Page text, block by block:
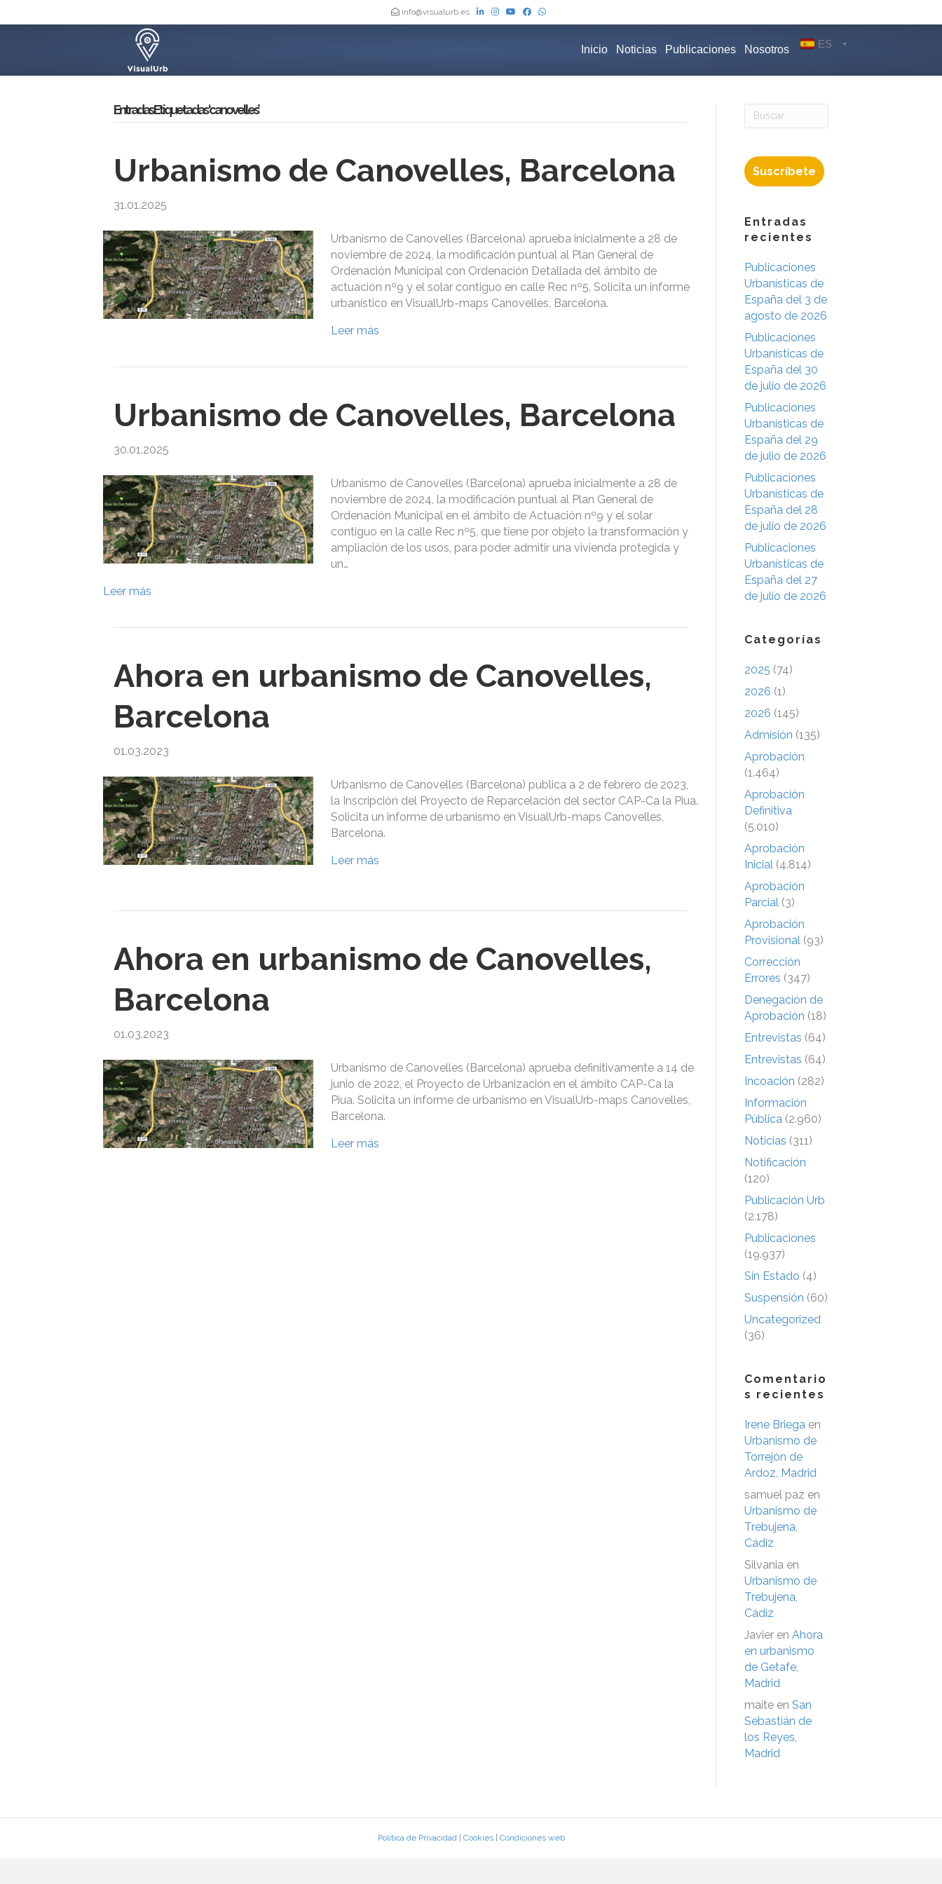
info@visualurb.es
Inicio Noticias Publicaciones Nosotros ES
Entradas Etiquetadas ‘canovelles’
Urbanismo de Canovelles, Barcelona
31.01.2025
Urbanismo de Canovelles (Barcelona) aprueba inicialmente a 28 de
noviembre de 2024, la modificación puntual al Plan General de
Ordenación Municipal con Ordenación Detallada del ámbito de
actuación nº9 y el solar contiguo en calle Rec nº5. Solicita un informe
urbanístico en VisualUrb-maps Canovelles, Barcelona.
Leer más
Urbanismo de Canovelles, Barcelona
30.01.2025
Urbanismo de Canovelles (Barcelona) aprueba inicialmente a 28 de
noviembre de 2024, la modificación puntual al Plan General de
Ordenación Municipal en el ámbito de Actuación nº9 y el solar
contiguo en la calle Rec nº5, que tiene por objeto la transformación y
ampliación de los usos, para poder admitir una vivienda protegida y
un…
Leer más
Ahora en urbanismo de Canovelles,
Barcelona
01.03.2023
Urbanismo de Canovelles (Barcelona) publica a 2 de febrero de 2023,
la Inscripción del Proyecto de Reparcelación del sector CAP-Ca la Piua.
Solicita un informe de urbanismo en VisualUrb-maps Canovelles,
Barcelona.
Leer más
Ahora en urbanismo de Canovelles,
Barcelona
01.03.2023
Urbanismo de Canovelles (Barcelona) aprueba definitivamente a 14 de
junio de 2022, el Proyecto de Urbanización en el ámbito CAP-Ca la
Piua. Solicita un informe de urbanismo en VisualUrb-maps Canovelles,
Barcelona.
Leer más
Suscríbete
Entradas
recientes
Publicaciones
Urbanísticas de
España del 3 de
agosto de 2026
Publicaciones
Urbanísticas de
España del 30
de julio de 2026
Publicaciones
Urbanísticas de
España del 29
de julio de 2026
Publicaciones
Urbanísticas de
España del 28
de julio de 2026
Publicaciones
Urbanísticas de
España del 27
de julio de 2026
Categorías
2025 (74)
2026 (1)
2026 (145)
Admisión (135)
Aprobación
(1.464)
Aprobación
Definitiva
(5.010)
Aprobación
Inicial (4.814)
Aprobación
Parcial (3)
Aprobación
Provisional (93)
Corrección
Errores (347)
Denegación de
Aprobación (18)
Entrevistas (64)
Entrevistas (64)
Incoación (282)
Información
Pública (2.960)
Noticias (311)
Notificación
(120)
Publicación Urb
(2.178)
Publicaciones
(19.937)
Sin Estado (4)
Suspensión (60)
Uncategorized
(36)
Comentario
s recientes
Irene Briega en
Urbanismo de
Torrejón de
Ardoz, Madrid
samuel paz en
Urbanismo de
Trebujena,
Cádiz
Silvania en
Urbanismo de
Trebujena,
Cádiz
Javier en Ahora
en urbanismo
de Getafe,
Madrid
maite en San
Sebastián de
los Reyes,
Madrid
Política de Privacidad| Cookies| Condiciones web